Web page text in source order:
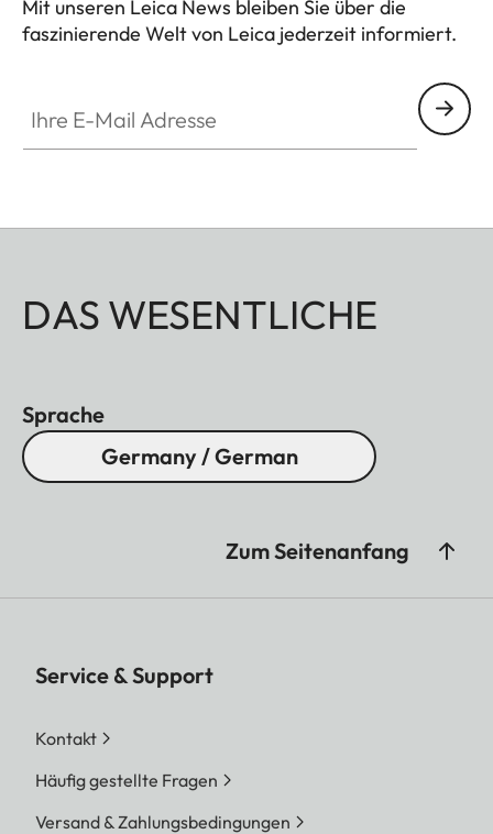
Mit unseren Leica News bleiben Sie über die
faszinierende Welt von Leica jederzeit informiert.
DAS WESENTLICHE
Sprache
Germany / German
Zum Seitenanfang
Service & Support
Kontakt
Häufig gestellte Fragen
Versand & Zahlungsbedingungen